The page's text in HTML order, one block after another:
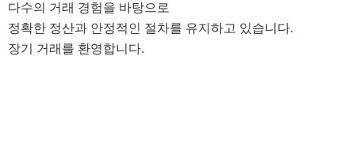
다수의 거래 경험을 바탕으로
정확한 정산과 안정적인 절차를 유지하고 있습니다.
장기 거래를 환영합니다.